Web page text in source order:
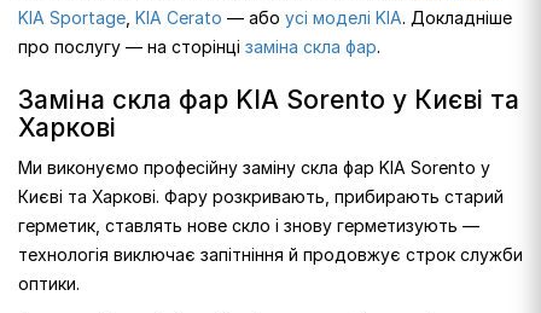
KIA Sportage KIA Cerato — або усі моделі KIA. Докладніше
про послугу — на сторінці заміна скла фар.
Заміна скла фар KIA Sorento у Києві та
Харкові
Ми виконуємо професійну заміну скла фар KIA Sorento у
Києві та Харкові. Фару розкривають, прибирають старий
герметик, ставлять нове скло і знову герметизують —
технологія виключає запітніння й продовжує строк служби
оптики.